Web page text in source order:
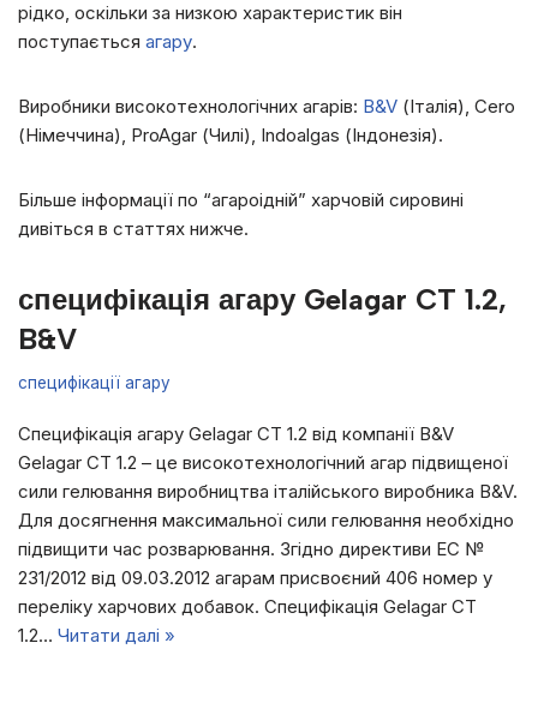
рідко, оскільки за низкою характеристик він
поступається агару.
Виробники високотехнологічних агарів: B&V (Італія), Cero
(Німеччина), ProAgar (Чилі), Indoalgas (Індонезія).
Більше інформації по “агароідній” харчовій сировині
дивіться в статтях нижче.
специфікація агару Gelagar CT 1.2,
B&V
специфікації агару
Специфікація агару Gelagar CT 1.2 від компанії B&V
Gelagar СТ 1.2 – це високотехнологічний агар підвищеної
сили гелювання виробництва італійського виробника B&V.
Для досягнення максимальної сили гелювання необхідно
підвищити час розварювання. Згідно директиви ЕС №
231/2012 від 09.03.2012 агарам присвоєний 406 номер у
переліку харчових добавок. Специфікація Gelagar CT
1.2… Читати далі »